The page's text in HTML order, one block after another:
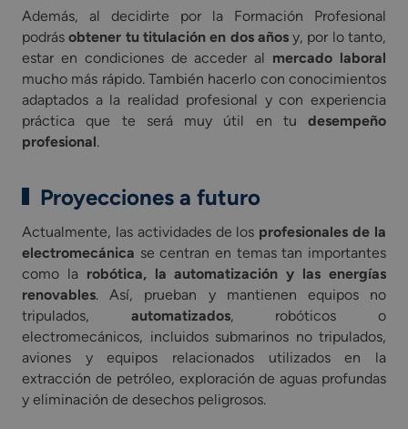
Además, al decidirte por la Formación Profesional
podrásobtener tu titulación en dos añosy, por lo tanto,
estar en condiciones de acceder al mercado laboral
mucho más rápido. También hacerlo con conocimientos
adaptados a la realidad profesional y con experiencia
práctica que te será muy útil en tu desempeño
profesional.
Proyecciones a futuro
Actualmente, las actividades de los profesionales de la
electromecánica se centran en temas tan importantes
como la robótica, la automatización y las energías
renovables. Así, prueban y mantienen equipos no
tripulados, automatizados, robóticos o
electromecánicos, incluidos submarinos no tripulados,
aviones y equipos relacionados utilizados en la
extracción de petróleo, exploración de aguas profundas
y eliminación de desechos peligrosos.